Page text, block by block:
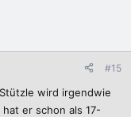
#15
wird irgendwie
er schon als 17-